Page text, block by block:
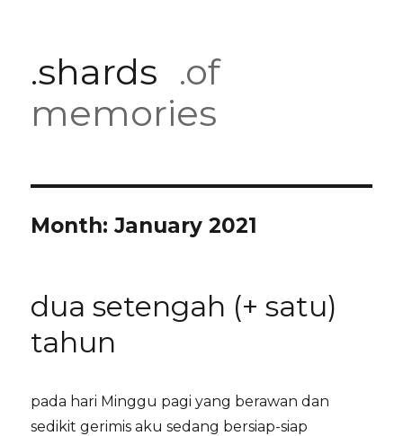
.shards .of
memories
Month:January 2021
dua setengah (+ satu)
tahun
pada hari Minggu pagi yang berawan dan
sedikit gerimis aku sedang bersiap-siap